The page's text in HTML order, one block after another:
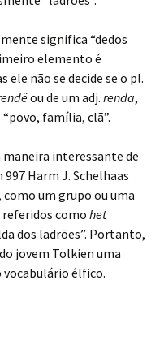
significa “dedos
elemento é
não se decide se o pl.
ou de um adj. renda,
família, clã”.
maneira interessante de
Harm J. Schelhaas
um grupo ou uma
referidos como het
dos ladrões”. Portanto,
jovem Tolkien uma
vocabulário élfico.